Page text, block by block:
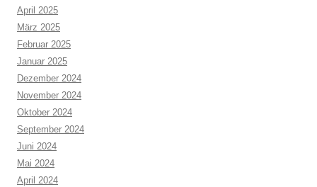
April 2025
März 2025
Februar 2025
Januar 2025
Dezember 2024
November 2024
Oktober 2024
September 2024
Juni 2024
Mai 2024
April 2024